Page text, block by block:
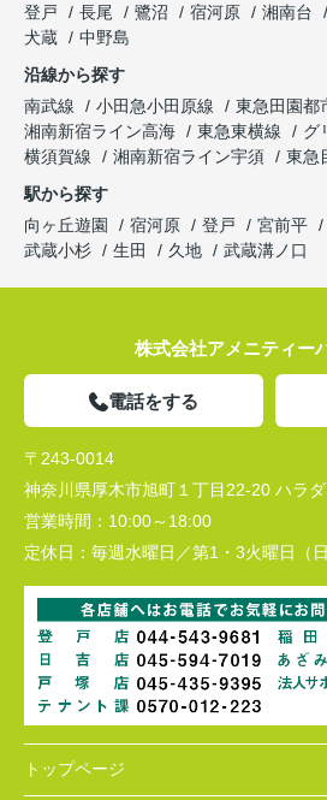
登戸
長尾 鷺沼 宿河原 湘南台
犬蔵
中野島
沿線から探す
南武線
小田急小田原線 東急田園都
湘南新宿ライン高海
東急東横線
グ
横須賀線
湘南新宿ライン宇須
東急
駅から探す
向ヶ丘遊園
宿河原 登戸 宮前平
武蔵小杉
生田 久地 武蔵溝ノ口
株式会社アメニティー
電話をする
〒243-0014
神奈川県厚木市旭町１丁目22-20 ハラ
営業時間： 10:00～18:00
定休日： 毎週水曜日／第1・3火曜日（
トップページ